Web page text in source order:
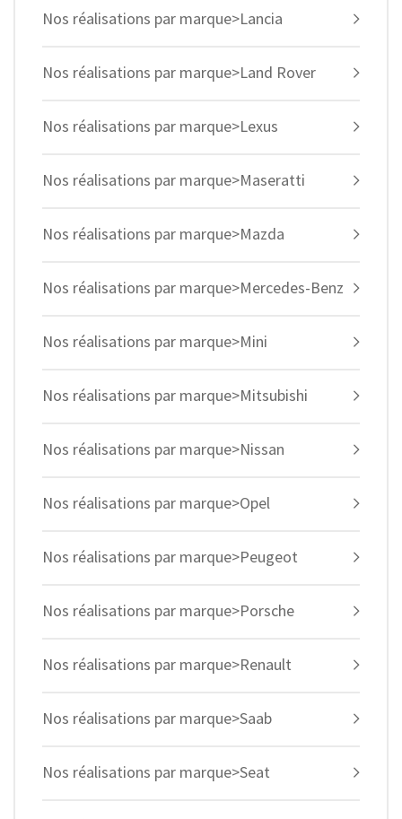
Nos réalisations par marque>Lancia
Nos réalisations par marque>Land Rover
Nos réalisations par marque>Lexus
Nos réalisations par marque>Maseratti
Nos réalisations par marque>Mazda
Nos réalisations par marque>Mercedes-Benz
Nos réalisations par marque>Mini
Nos réalisations par marque>Mitsubishi
Nos réalisations par marque>Nissan
Nos réalisations par marque>Opel
Nos réalisations par marque>Peugeot
Nos réalisations par marque>Porsche
Nos réalisations par marque>Renault
Nos réalisations par marque>Saab
Nos réalisations par marque>Seat